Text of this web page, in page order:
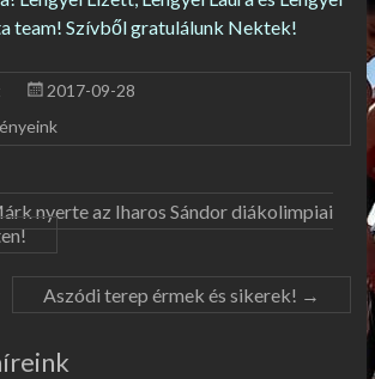
team! Szívből gratulálunk Nektek!
2017-09-28
nyerte az Iharos Sándor diákolimpiai
Aszódi terep érmek és sikerek! →